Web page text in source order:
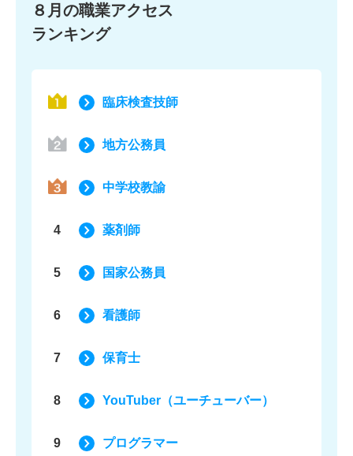
８月の職業アクセス
ランキング
臨床検査技師
地方公務員
中学校教諭
4 薬剤師
5 国家公務員
6 看護師
7 保育士
8 YouTuber（ユーチューバー）
9 プログラマー